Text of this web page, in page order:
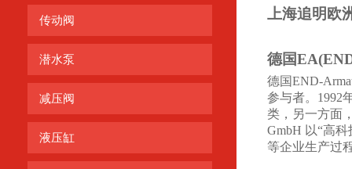
传动阀
潜水泵
减压阀
液压缸
上海追明 欧
德国
德国END-
参与者。1992
类，另一方面
GmbH 以“高
等企业生产过